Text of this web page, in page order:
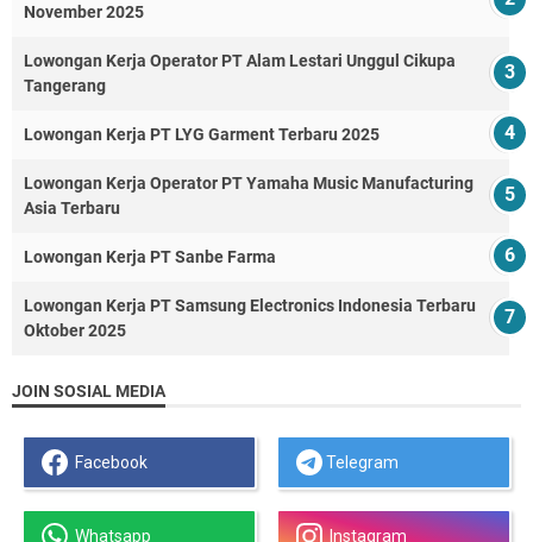
November 2025
Lowongan Kerja Operator PT Alam Lestari Unggul Cikupa
Tangerang
Lowongan Kerja PT LYG Garment Terbaru 2025
Lowongan Kerja Operator PT Yamaha Music Manufacturing
Asia Terbaru
Lowongan Kerja PT Sanbe Farma
Lowongan Kerja PT Samsung Electronics Indonesia Terbaru
Oktober 2025
JOIN SOSIAL MEDIA
Facebook Telegram
Whatsapp Instagram